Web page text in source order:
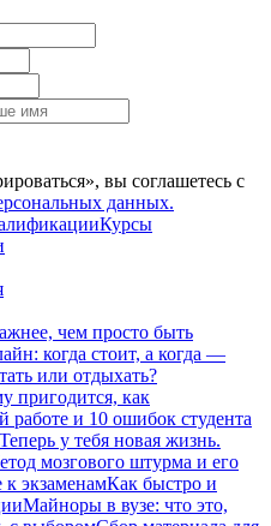
вы соглашетесь с
данных.
Курсы
чем просто быть
когда стоит, а когда —
или отдыхать?
пригодится, как
работе и 10 ошибок студента
у тебя новая жизнь.
мозгового штурма и его
к экзаменамКак быстро и
Майноры в вузе: что это,